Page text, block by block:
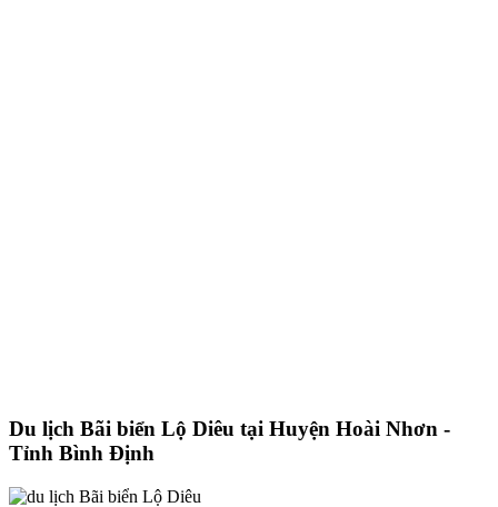
Du lịch Bãi biển Lộ Diêu tại Huyện Hoài Nhơn -
Tỉnh Bình Định